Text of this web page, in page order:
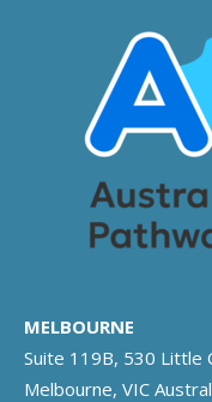
MELBOURNE
Suite 119B, 530 Little
Melbourne, VIC